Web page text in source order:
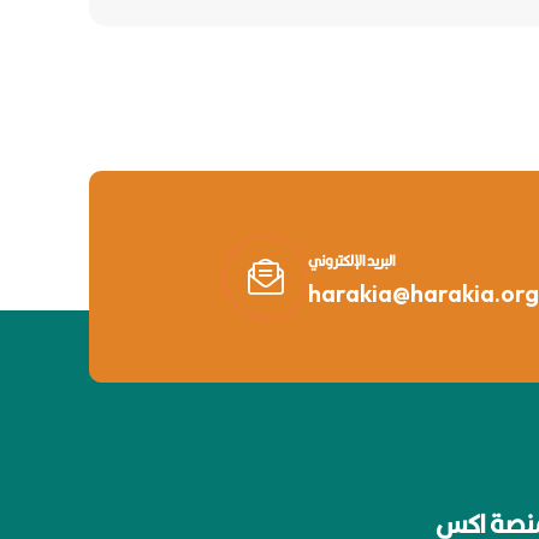
البريد الإلكتروني
اكس